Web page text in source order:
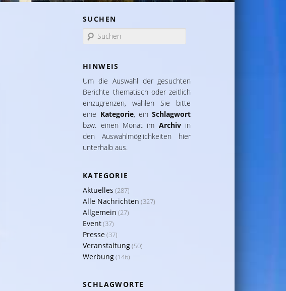
SUCHEN
u
e
n
HINWEIS
Um die Auswahl der gesuchten
Berichte thematisch oder zeitlich
einzu­grenzen, wählen Sie bitte
eine Kategorie, einSchlag­wort
bzw. einen Monat im Archivin
den Auswahl­möglich­keiten hier
unter­halb aus.
KATEGORIE
Aktuelles (287)
Alle Nachrichten (327)
Allgemein (27)
Event(37)
Presse(37)
Veranstaltung(50)
Werbung(146)
SCHLAGWORTE